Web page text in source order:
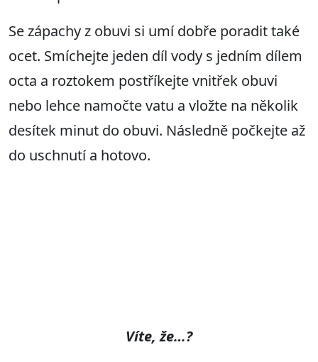
Se zápachy z obuvi si umí dobře poradit také
ocet. Smíchejte jeden díl vody s jedním dílem
octa a roztokem postříkejte vnitřek obuvi
nebo lehce namočte vatu a vložte na několik
desítek minut do obuvi. Následně počkejte až
do uschnutí a hotovo.
Víte, že…?